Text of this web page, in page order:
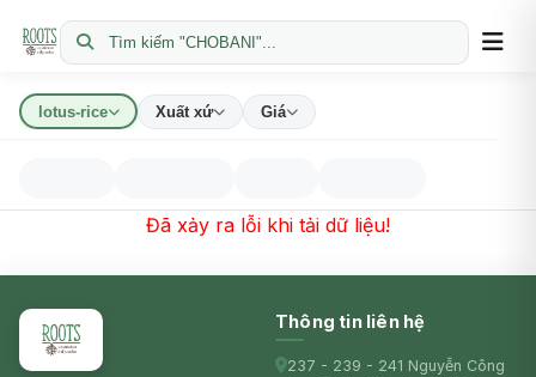
Tìm kiếm "CHOBANI"...
lotus-rice Xuất xứ Giá
Đã xảy ra lỗi khi tải dữ liệu!
Thông tin liên hệ
237 - 239 - 241 Nguyễn Công